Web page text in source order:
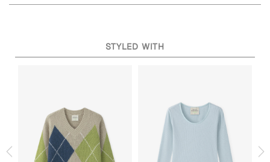
STYLED WITH